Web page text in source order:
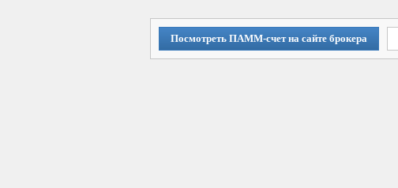
Посмотреть ПАММ-счет на сайте брокера